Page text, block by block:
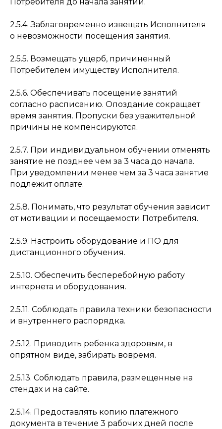
2.5.4. Заблаговременно извещать Исполнителя
о невозможности посещения занятия.
2.5.5. Возмещать ущерб, причиненный
Потребителем имуществу Исполнителя.
2.5.6. Обеспечивать посещение занятий
согласно расписанию. Опоздание сокращает
время занятия. Пропуски без уважительной
причины не компенсируются.
2.5.7. При индивидуальном обучении отменять
занятие не позднее чем за 3 часа до начала.
При уведомлении менее чем за 3 часа занятие
подлежит оплате.
2.5.8. Понимать, что результат обучения зависит
от мотивации и посещаемости Потребителя.
2.5.9. Настроить оборудование и ПО для
дистанционного обучения.
2.5.10. Обеспечить бесперебойную работу
интернета и оборудования.
2.5.11. Соблюдать правила техники безопасности
и внутреннего распорядка.
2.5.12. Приводить ребенка здоровым, в
опрятном виде, забирать вовремя.
2.5.13. Соблюдать правила, размещенные на
стендах и на сайте.
2.5.14. Предоставлять копию платежного
документа в течение 3 рабочих дней после